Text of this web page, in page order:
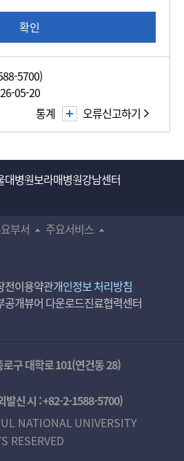
확인
5700)
05-20
오류신고하기
통계
대병원보라매병원강남센터
부서
주요서비스
전이용약관개인정보 처리방침
공개뷰어 다운로드진료협력센터
구 대학로 101(연건동 28)
발신 시 :+82-2-1588-5700)
NATIONAL UNIVERSITY
RESERVED